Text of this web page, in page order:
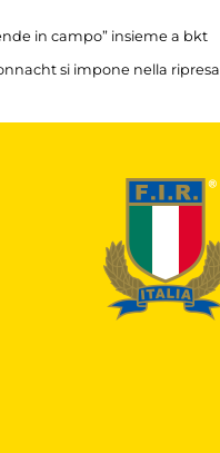
in campo” insieme a bkt
si impone nella ripresa